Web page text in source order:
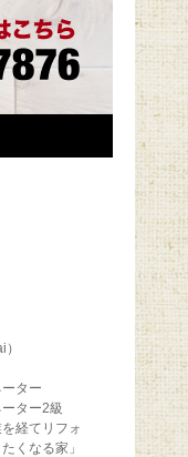
ター
ター2級
経てリフォ
くなる家」